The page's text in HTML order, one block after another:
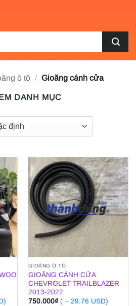
ô tô / Gioăng cánh cửa
DANH MỤC
GIOĂNG Ô TÔ
GIOĂNG CÁNH CỬA
CHEVROLET TRAILBLAZER
2013-2022
750.000₫ ( ~ 29.76 USD)